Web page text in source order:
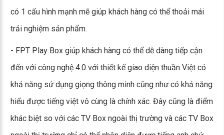
có 1 cấu hình mạnh mẽ giúp khách hàng có thể thoải mái
trải nghiệm sản phẩm.
- FPT Play Box giúp khách hàng có thể dễ dàng tiếp cận
đến với công nghệ 4.0 với thiết kế giao diện thuần Việt có
khả năng sử dụng giọng thông minh cũng như có khả năng
hiểu được tiếng việt vô cùng là chính xác. Đây cũng là điểm
khác biệt so với các TV Box ngoài thị trường và các TV Box